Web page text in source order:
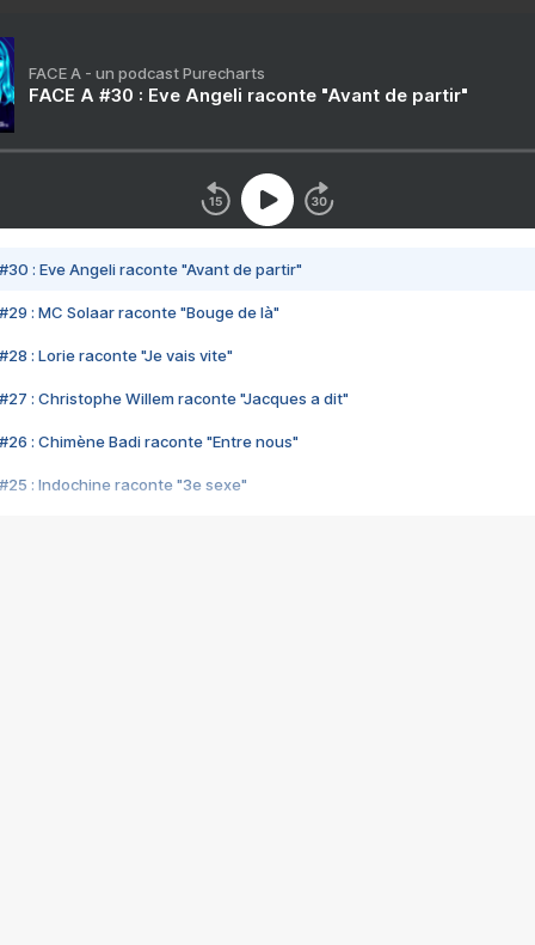
FACE A - un podcast Purecharts
FACE A #30 : Eve Angeli raconte "Avant de partir"
#30 : Eve Angeli raconte "Avant de partir"
#29 : MC Solaar raconte "Bouge de là"
#28 : Lorie raconte "Je vais vite"
#27 : Christophe Willem raconte "Jacques a dit"
#26 : Chimène Badi raconte "Entre nous"
#25 : Indochine raconte "3e sexe"